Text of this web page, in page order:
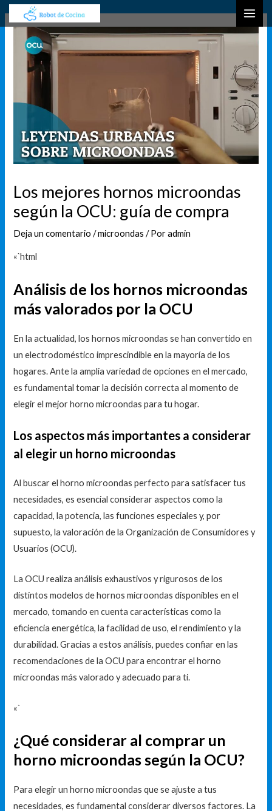
contenido
Los mejores hornos microondas
según la OCU: guía de compra
Deja un comentario /microondas / Poradmin
«`html
Análisis de los hornos microondas
más valorados por la OCU
En la actualidad, los hornos microondas se han convertido en
un electrodoméstico imprescindible en la mayoría de los
hogares. Ante la amplia variedad de opciones en el mercado,
es fundamental tomar la decisión correcta al momento de
elegir el mejor horno microondas para tu hogar.
Los aspectos más importantes a considerar
al elegir un horno microondas
Al buscar el horno microondas perfecto para satisfacer tus
necesidades, es esencial considerar aspectos como la
capacidad, la potencia, las funciones especiales y, por
supuesto, la valoración de la Organización de Consumidores y
Usuarios (OCU).
La OCU realiza análisis exhaustivos y rigurosos de los
distintos modelos de hornos microondas disponibles en el
mercado, tomando en cuenta características como la
eficiencia energética, la facilidad de uso, el rendimiento y la
durabilidad. Gracias a estos análisis, puedes confiar en las
recomendaciones de la OCU para encontrar el horno
microondas más valorado y adecuado para ti.
«`
¿Qué considerar al comprar un
horno microondas según la OCU?
Para elegir un horno microondas que se ajuste a tus
necesidades, es fundamental considerar diversos factores. La
Navegación
de
entradas
u